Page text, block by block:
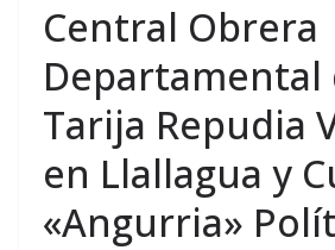
Central Obrera
Departamental
Tarija Repudia
en Llallagua y
«Angurria»